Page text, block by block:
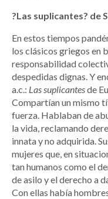
?Las suplicantes? de
En estos tiempos
los clásicos griegos en
responsabilidad
despedidas dignas. Y
a.c.: Las suplicantesde
Compartían un mismo
fuerza. Hablaban de
la vida, reclamando
innata y no adquirida.
mujeres que, en
tan humanos como el
de asilo y el derecho a
Con ellas había